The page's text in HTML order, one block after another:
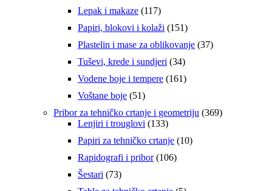
ADEPT Jim novčanik 80.871.23
Originalna
cena
je
bila:
4.395,00 RSD.
2.856,75 RSD Trenutna
cena
je:
2.856,75 RSD.
Joumma Bags® Spain
Dodaj u korpu
ADEPT Kurt novčanik 80.911.22
RSD
Originalna
2.921,75RSD
cena
Lepak i makaze 117117
Papiri, blokovi i kolaži 151151
Plastelin i mase za oblikovanje 3737
Tuševi, krede i sundjeri 3434
Vodene boje i tempere 161161
Voštane boje 5151
Pribor za tehničko crtanje i geometriju 369369
Lenjiri i trouglovi 133133
Papiri za tehničko crtanje 1010
Rapidografi i pribor 106106
Šestari 7373